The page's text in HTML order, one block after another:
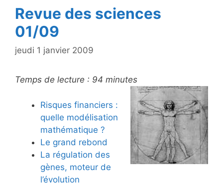
k
Revue des sciences
01/09
jeudi 1 janvier 2009
Temps de lecture : 94 minutes
Risques financiers :
quelle modélisation
mathématique ?
Le grand rebond
La régulation des
gènes, moteur de
l’évolution